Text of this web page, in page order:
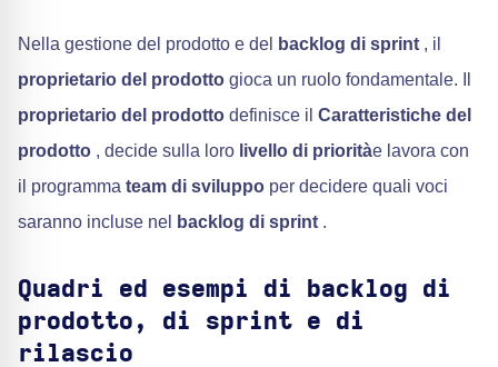
Nella gestione del prodotto e del backlog di sprint , il
proprietario del prodotto gioca un ruolo fondamentale. Il
proprietario del prodotto definisce il Caratteristiche del
prodotto , decide sulla loro livello di prioritàe lavora con
il programma team di sviluppo per decidere quali voci
saranno incluse nel
backlog di sprint .
Quadri ed esempi di backlog di
prodotto, di sprint e di
rilascio